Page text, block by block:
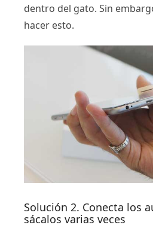
dentro del gato. Sin
hacer esto.
Solución 2. Conecta los
sácalos varias veces